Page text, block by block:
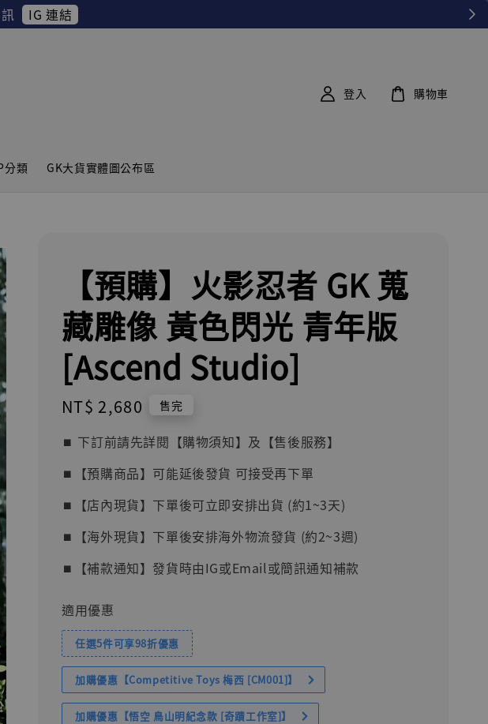
IG 連結
分類 GK大貨實體圖公布區
登入 購物車
【預購】火影忍者 GK 蒐
藏雕像 黃色閃光 青年版
[Ascend Studio]
Regular
price
NT$ 2,680 售完
⏹︎ 下訂前請先詳閱【購物須知】及【售後服務】
⏹︎【預購商品】可能延後發貨 可接受再下單
⏹︎【店內現貨】下單後可立即安排出貨 (約1~3天)
⏹︎【海外現貨】下單後安排海外物流發貨 (約2~3週)
⏹︎【補款通知】發貨時由IG或Email或簡訊通知補款
適用優惠
任選5件可享98折優惠
加購優惠【Competitive Toys 梅西 [CM001]】
加購優惠【悟空 鳥山明紀念款 [奇蹟工作室]】